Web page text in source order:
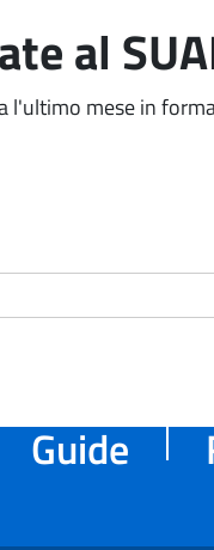
al
l'ultimo mese in
Guide